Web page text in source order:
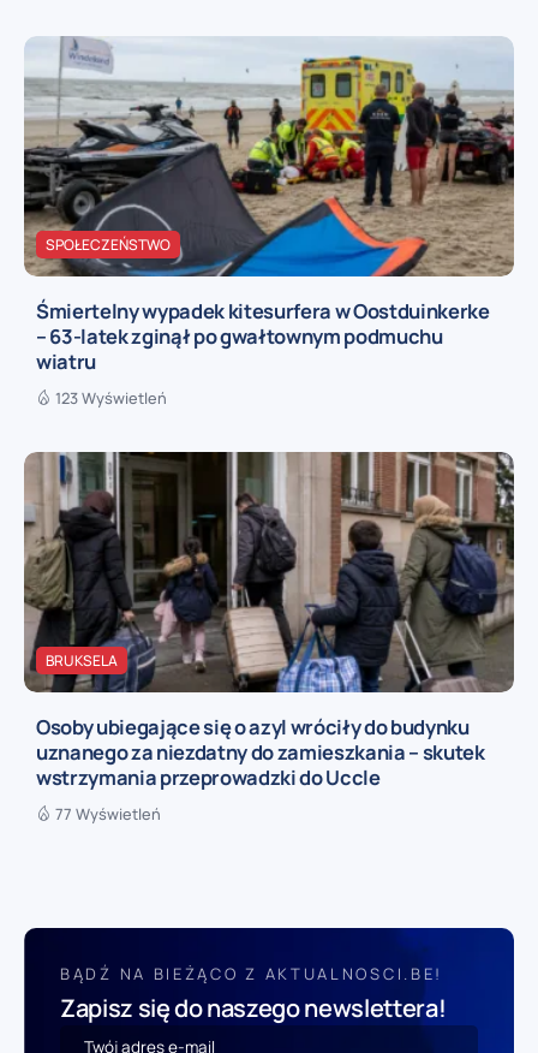
SPOŁECZEŃSTWO
Śmiertelny wypadek kitesurfera w Oostduinkerke
– 63-latek zginął po gwałtownym podmuchu
wiatru
123 Wyświetleń
BRUKSELA
Osoby ubiegające się o azyl wróciły do budynku
uznanego za niezdatny do zamieszkania – skutek
wstrzymania przeprowadzki do Uccle
77 Wyświetleń
BĄDŹ NA BIEŻĄCO Z AKTUALNOSCI.BE!
Zapisz się do naszego newslettera!